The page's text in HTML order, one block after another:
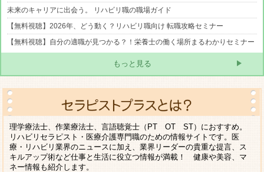
未来のキャリアに出会う。 リハビリ職の職場ガイド
【無料視聴】2026年、どう動く？リハビリ職向け 転職攻略セミナー
【無料視聴】自分の適職が見つかる？！栄養士の働く場所まるわかりセミナー
もっと見る
理学療法士、作業療法士、言語聴覚士（PT OT ST）におすすめ。
リハビリセラピスト・医療介護専門職のための情報サイトです。医
療・リハビリ業界のニュースに加え、業界リーダーの貴重な提言、ス
キルアップ術など仕事と生活に役立つ情報が満載！ 健康や美容、マ
ネー情報も紹介します。